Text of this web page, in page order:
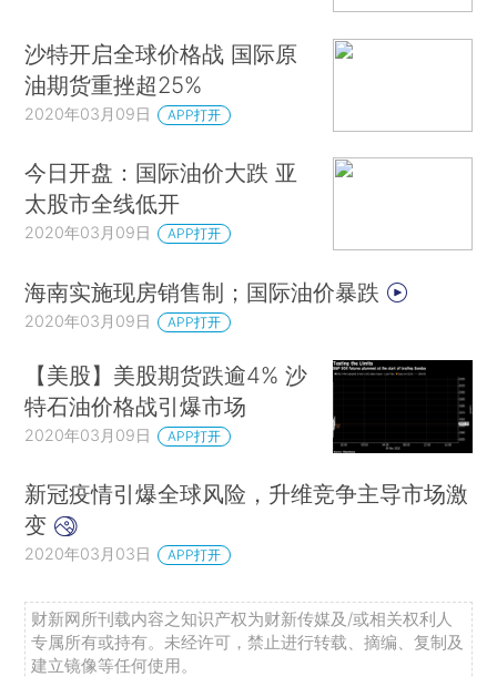
沙特开启全球价格战 国际原
油期货重挫超25%
2020年03月09日 APP打开
今日开盘：国际油价大跌 亚
太股市全线低开
2020年03月09日 APP打开
海南实施现房销售制；国际油价暴跌
2020年03月09日 APP打开
【美股】美股期货跌逾4% 沙
特石油价格战引爆市场
2020年03月09日 APP打开
新冠疫情引爆全球风险，升维竞争主导市场激
变
2020年03月03日 APP打开
财新网所刊载内容之知识产权为财新传媒及/或相关权利人
专属所有或持有。未经许可，禁止进行转载、摘编、复制及
建立镜像等任何使用。